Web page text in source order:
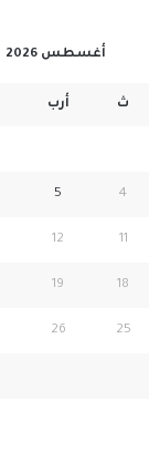
أغسطس 2026
ث أرب
4
5
11
12
18
19
25
26